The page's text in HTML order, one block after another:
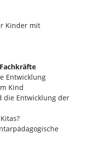
Kinder mit
Entwicklung
Kind
die Entwicklung der